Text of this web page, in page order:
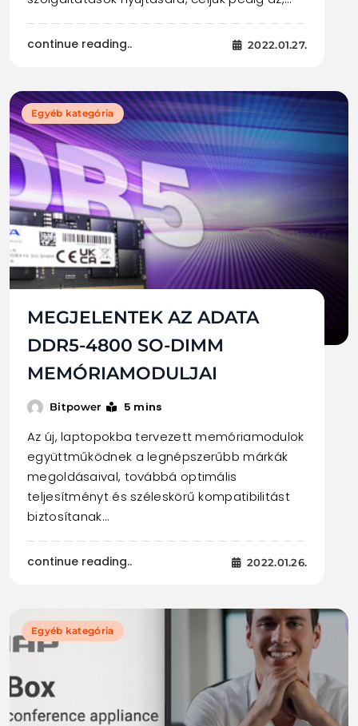
continue reading.. 2022.01.27.
Egyéb kategória
MEGJELENTEK AZ ADATA
DDR5-4800 SO-DIMM
MEMÓRIAMODULJAI
Bitpower 5 mins
Az új, laptopokba tervezett memóriamodulok
együttműködnek a legnépszerűbb márkák
megoldásaival, továbbá optimális
teljesítményt és széleskörű kompatibilitást
biztosítanak…
continue reading.. 2022.01.26.
Egyéb kategória